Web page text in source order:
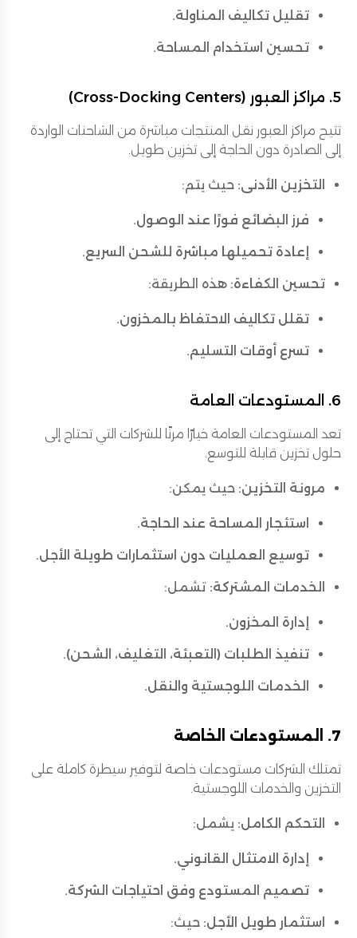
تقليل تكاليف المناولة.
تحسين استخدام المساحة.
5. مراكز العبور (Cross-Docking Centers)
تتيح مراكز العبور نقل المنتجات مباشرة من الشاحنات الواردة
إلى الصادرة دون الحاجة إلى تخزين طويل.
التخزين الأدنى: حيث يتم:
فرز البضائع فورًا عند الوصول.
إعادة تحميلها مباشرة للشحن السريع.
تحسين الكفاءة: هذه الطريقة:
تقلل تكاليف الاحتفاظ بالمخزون.
تسرع أوقات التسليم.
6. المستودعات العامة
تعد المستودعات العامة خيارًا مرنًا للشركات التي تحتاج إلى
حلول تخزين قابلة للتوسع.
مرونة التخزين: حيث يمكن:
استئجار المساحة عند الحاجة.
توسيع العمليات دون استثمارات طويلة الأجل.
الخدمات المشتركة: تشمل:
إدارة المخزون.
تنفيذ الطلبات (التعبئة، التغليف، الشحن).
الخدمات اللوجستية والنقل.
7. المستودعات الخاصة
تمتلك الشركات مستودعات خاصة لتوفير سيطرة كاملة على
التخزين والخدمات اللوجستية.
التحكم الكامل: يشمل:
إدارة الامتثال القانوني.
تصميم المستودع وفق احتياجات الشركة.
استثمار طويل الأجل: حيث: